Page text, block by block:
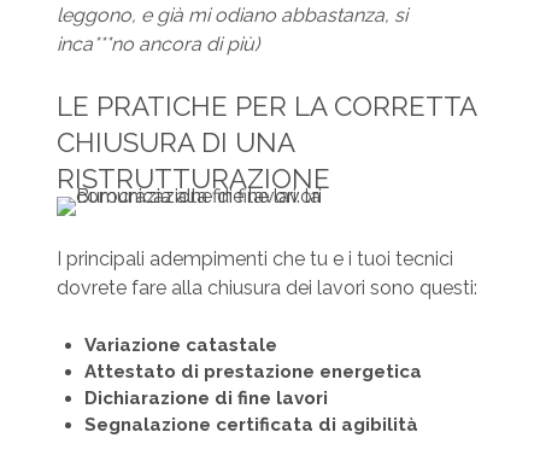
leggono, e già mi odiano abbastanza, si
inca***no ancora di più)
LE PRATICHE PER LA CORRETTA
CHIUSURA DI UNA
RISTRUTTURAZIONE
I principali adempimenti che tu e i tuoi tecnici
dovrete fare alla chiusura dei lavori sono questi:
Variazione catastale
Attestato di prestazione energetica
Dichiarazione di fine lavori
Segnalazione certificata di agibilità